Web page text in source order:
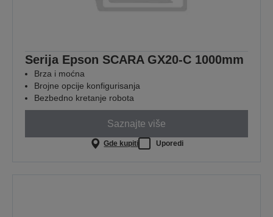
Serija Epson SCARA GX20-C 1000mm
Brza i moćna
Brojne opcije konfigurisanja
Bezbedno kretanje robota
Saznajte više
Gde kupiti Uporedi